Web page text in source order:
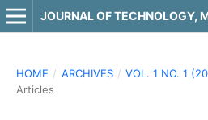
HOME / ARCHIVES / VOL. 1 NO. 1
Articles